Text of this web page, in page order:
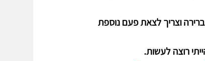
וגם הפעם אין ברירה וצריך לצאת פעם נוספת
רוצה לעשות.